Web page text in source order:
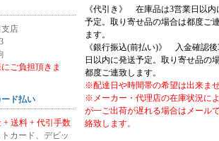
店
ご負担頂きま
ド払い
+ 送料 + 代引手数
カード、デビッ
《代引き》 在庫品は3営業日以内
予定。取り寄せ品の場合は都度ご
ます。
《銀行振込(前払い)》 入金確認後
日以内に発送予定。取り寄せ品の
都度ご連致します。
※配達日や時間帯の希望は出来ま
※メーカー・代理店の在庫状況に
が一ご出荷が遅れる場合はメール
絡致します。